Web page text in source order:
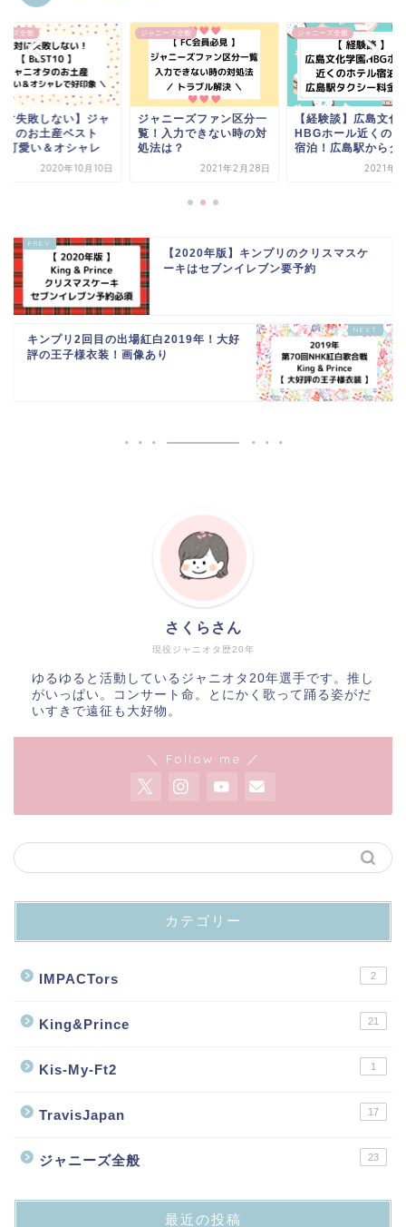
ーズ全般
ニーズファン区分一
入力できない時の対
は？
2021年2月28日
ジャニーズ全般
【経験談】広島文化学園
HBGホール近くのホテル
宿泊！広島駅からタク...
2021年5月3日
ジャニーズ全般
【絶対失敗しない】
ニオタのお土産ベス
10！可愛い＆オシャ
2020年10
【2020年版】キンプリのクリスマスケ
ーキはセブンイレブン要予約
キンプリ2回目の出場紅白2019年！大好
評の王子様衣装！画像あり
現役ジャニオタ歴20年
さくらさん
ゆるゆると活動しているジャニオタ20年選手です。推し
がいっぱい。コンサート命。とにかく歌って踊る姿がだ
いすきで遠征も大好物。
＼ Follow me ／
カテゴリー
IMPACTors 2
King&Prince 21
Kis-My-Ft2 1
TravisJapan 17
ジャニーズ全般 23
最近の投稿